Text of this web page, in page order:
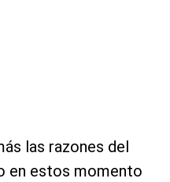
las razones del
en estos momento